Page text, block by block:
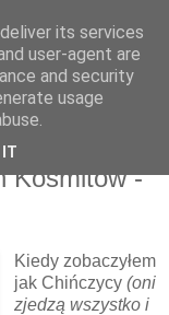
Kosmitów -
Kiedy zobaczyłem
jak Chińczycy (oni
zjedzą wszystko i
its services
user-agent are
and security
usage
IT